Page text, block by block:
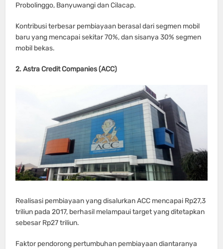
Probolinggo, Banyuwangi dan Cilacap.
Kontribusi terbesar pembiayaan berasal dari segmen mobil
baru yang mencapai sekitar 70%, dan sisanya 30% segmen
mobil bekas.
2. Astra Credit Companies (ACC)
Realisasi pembiayaan yang disalurkan ACC mencapai Rp27,3
triliun pada 2017, berhasil melampaui target yang ditetapkan
sebesar Rp27 triliun.
Faktor pendorong pertumbuhan pembiayaan diantaranya